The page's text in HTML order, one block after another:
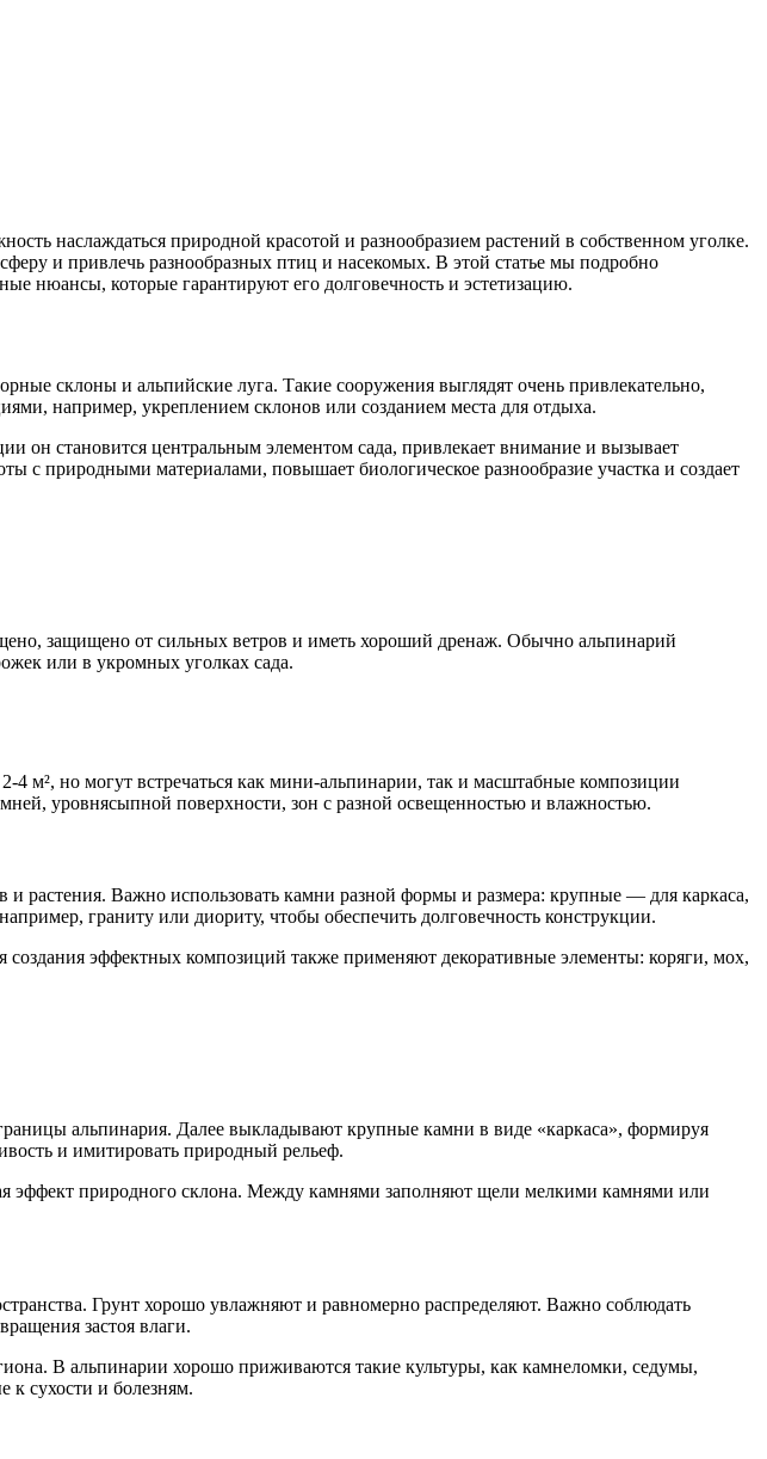
наслаждаться природной красотой и разнообразием растений в собственном уголке.
и привлечь разнообразных птиц и насекомых. В этой статье мы подробно
нюансы, которые гарантируют его долговечность и эстетизацию.
склоны и альпийские луга. Такие сооружения выглядят очень привлекательно,
например, укреплением склонов или созданием места для отдыха.
он становится центральным элементом сада, привлекает внимание и вызывает
с природными материалами, повышает биологическое разнообразие участка и создает
защищено от сильных ветров и иметь хороший дренаж. Обычно альпинарий
или в укромных уголках сада.
4 м², но могут встречаться как мини-альпинарии, так и масштабные композиции
уровнясыпной поверхности, зон с разной освещенностью и влажностью.
растения. Важно использовать камни разной формы и размера: крупные — для каркаса,
граниту или диориту, чтобы обеспечить долговечность конструкции.
эффектных композиций также применяют декоративные элементы: коряги, мох,
альпинария. Далее выкладывают крупные камни в виде «каркаса», формируя
и имитировать природный рельеф.
эффект природного склона. Между камнями заполняют щели мелкими камнями или
Грунт хорошо увлажняют и равномерно распределяют. Важно соблюдать
застоя влаги.
В альпинарии хорошо приживаются такие культуры, как камнеломки, седумы,
к сухости и болезням.